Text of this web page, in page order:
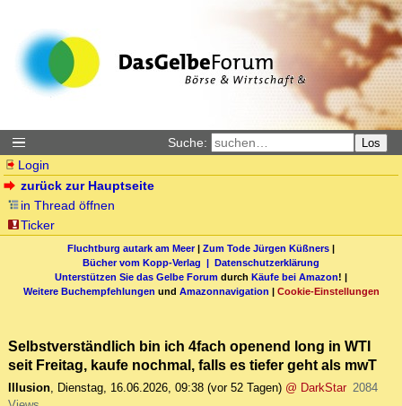
Suche: Los
Login
zurück zur Hauptseite
in Thread öffnen
Ticker
Fluchtburg autark am Meer| Zum Tode Jürgen Küßners |
Bücher vom Kopp-Verlag | Datenschutzerklärung
Unterstützen Sie das Gelbe Forum durch Käufe bei Amazon! |
Weitere Buchempfehlungen und Amazonnavigation | Cookie-Einstellungen
Selbstverständlich bin ich 4fach openend long in WTI
seit Freitag, kaufe nochmal, falls es tiefer geht als mwT
Illusion, Dienstag, 16.06.2026, 09:38 (vor 52 Tagen) @ DarkStar 2084